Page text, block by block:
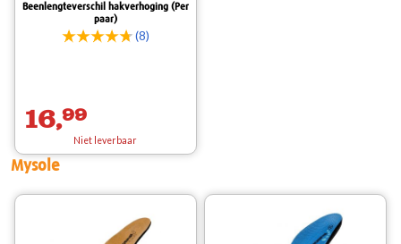
Beenlengteverschil hakverhoging (Per
paar)
(8)
16,99
Niet leverbaar
Mysole